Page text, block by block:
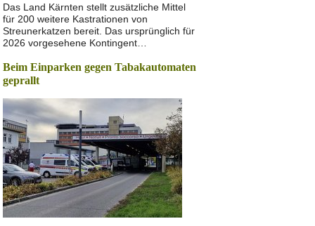
Das Land Kärnten stellt zusätzliche Mittel
für 200 weitere Kastrationen von
Streunerkatzen bereit. Das ursprünglich für
2026 vorgesehene Kontingent…
Beim Einparken gegen Tabakautomaten
geprallt